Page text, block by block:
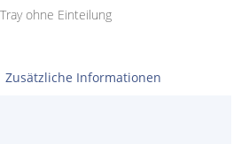
ohne Einteilung
Zusätzliche Informationen